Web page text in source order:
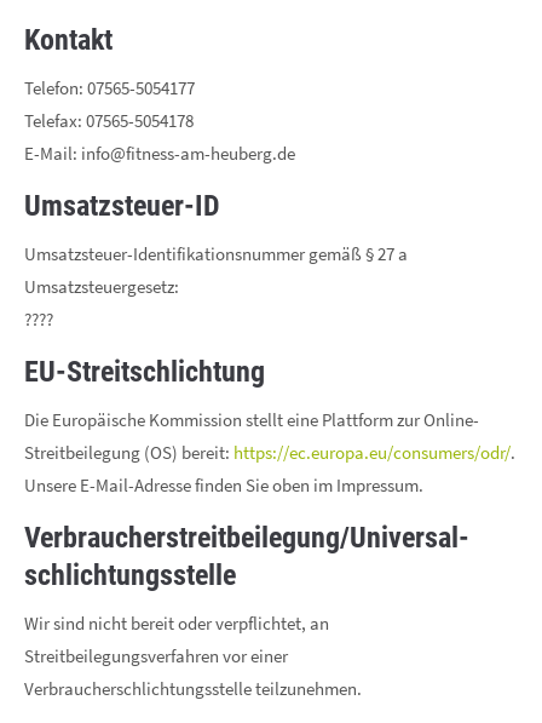
Mon - Fri 8:00am - 5:00pm
Get in touch
Cybersteel Inc.
376-293 City Road, Suite 600
San Francisco, CA 94102
info@yourdomain.com
About us
Lorem ipsum dolor sit amet, consectetuer adipiscing elit.
Aenean commodo ligula eget dolor. Aenean massa. Cum
sociis natoque penatibus et magnis dis parturient montes,
nascetur ridiculus mus. Donec quam felis, ultricies nec.
Kontakt
Telefon: 07565-5054177
Telefax: 07565-5054178
E-Mail: info@fitness-am-heuberg.de
Umsatzsteuer-ID
Umsatzsteuer-Identifikationsnummer gemäß § 27 a
Umsatzsteuergesetz:
????
EU-Streitschlichtung
Die Europäische Kommission stellt eine Plattform zur Online-
Streitbeilegung (OS) bereit: https://ec.europa.eu/consumers/odr/.
Unsere E-Mail-Adresse finden Sie oben im Impressum.
Verbraucher­streit­beilegung/Universal­
schlichtungs­stelle
Wir sind nicht bereit oder verpflichtet, an
Streitbeilegungsverfahren vor einer
Verbraucherschlichtungsstelle teilzunehmen.